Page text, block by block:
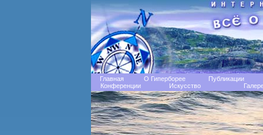
Главная О Гиперборее
Публикации
Конференции
Искусство